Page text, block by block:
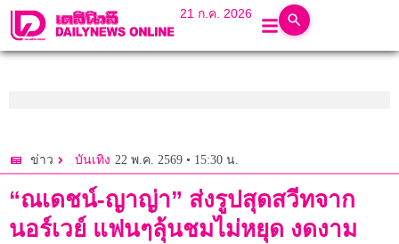
21 ก.ค. 2026
ข่าว บันเทิง 22 พ.ค. 2569 • 15:30 น.
“ณเดชน์-ญาญ่า” ส่งรูปสุดสวีทจาก
นอร์เวย์ แฟนๆลุ้นชมไม่หยุด งดงาม